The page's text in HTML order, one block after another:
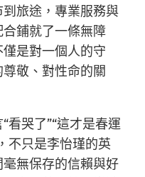
旅途，專業服務與
鋪就了一條無障
是對一個人的守
敬、對性命的關
看哭了”“這才是春運
不只是李怡瑾的英
無保存的信賴與好